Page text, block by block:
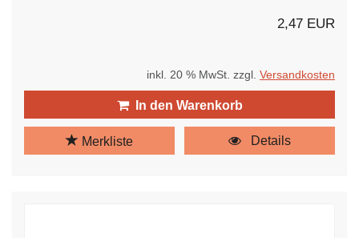
2,47 EUR
inkl. 20 % MwSt. zzgl. Versandkosten
In den Warenkorb
Merkliste Details